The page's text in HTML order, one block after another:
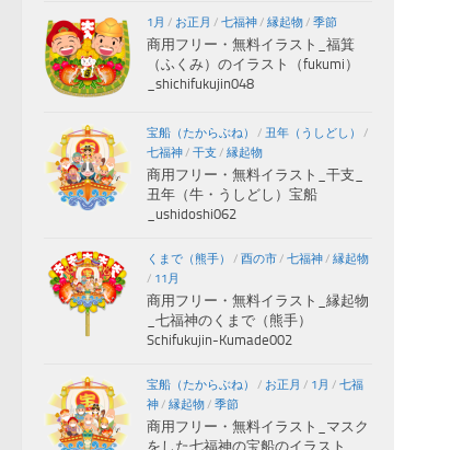
1月 / お正月 / 七福神 / 縁起物 / 季節
商用フリー・無料イラスト_福箕
（ふくみ）のイラスト（fukumi）
_shichifukujin048
宝船（たからぶね） / 丑年（うしどし）
/
七福神 / 干支 / 縁起物
商用フリー・無料イラスト_干支_
丑年（牛・うしどし）宝船
_ushidoshi062
くまで（熊手） / 酉の市 / 七福神 / 縁起物
/ 11月
商用フリー・無料イラスト_縁起物
_七福神のくまで（熊手）
Schifukujin-Kumade002
宝船（たからぶね） / お正月 / 1月 / 七福
神 / 縁起物 / 季節
商用フリー・無料イラスト_マスク
をした七福神の宝船のイラスト